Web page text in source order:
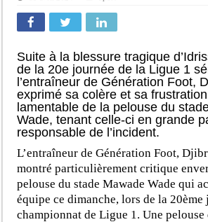
Suite à la blessure tragique
de la 20e journée de la Ligue 1
l’entraîneur de Génération Foot,
exprimé sa colère et sa
lamentable de la pelouse du
Wade, tenant celle-ci en grande
responsable de l’incident.
L’entraîneur de Génération Foot,
montré particulièrement critique
pelouse du stade Mawade Wade qui
équipe ce dimanche, lors de la 20ème
championnat de Ligue 1. Une pelouse